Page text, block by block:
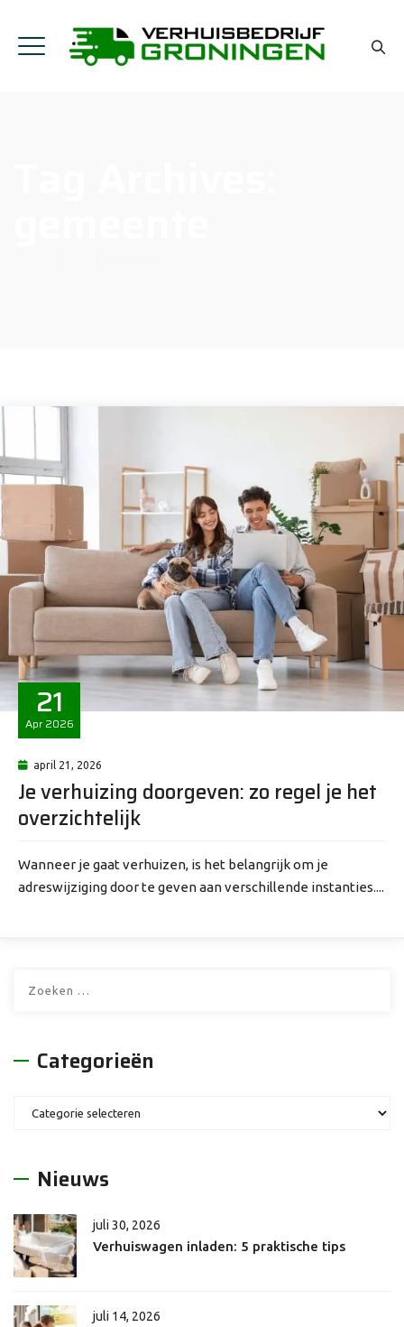
21
Apr 2026
april 21, 2026
Je verhuizing doorgeven: zo regel je het
overzichtelijk
Wanneer je gaat verhuizen, is het belangrijk om je
adreswijziging door te geven aan verschillende instanties....
Categorieën
Categorieën
Nieuws
juli 30, 2026
Verhuiswagen inladen: 5 praktische tips
juli 14, 2026